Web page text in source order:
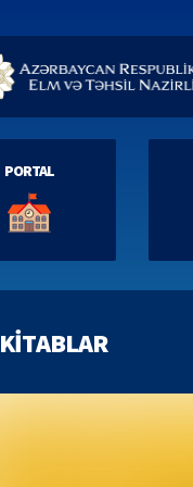
PORTAL
KİTABLAR